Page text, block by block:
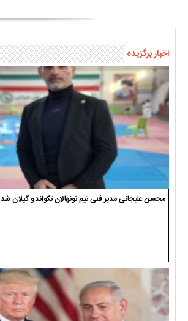
اخبار برگزیده
محسن علیجانی مدیر فنی تیم نونهالان تکواندو گیلان شد